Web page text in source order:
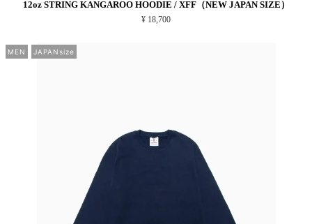
12oz STRING KANGAROO HOODIE / XFF（NEW JAPAN SIZE）
¥ 18,700
MEN JAPANsize